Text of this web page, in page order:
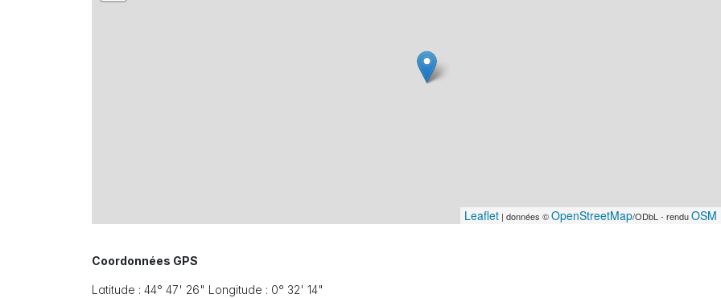
Leaflet | données ©OpenStreetMap/ODbL - renduOSM
Coordonnées GPS
Latitude : 44° 47' 26" Longitude : 0° 32' 14"